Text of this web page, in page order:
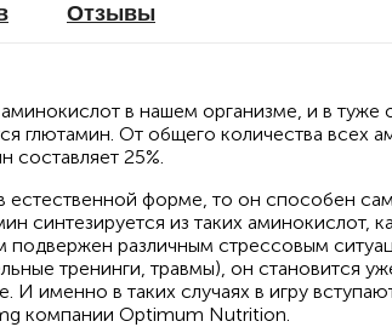
Отзывы
в нашем организме, и в туже
глютамин. От общего количества всех
составляет 25%.
естественной форме, то он способен
синтезируется из таких аминокислот,
подвержен различным стрессовым
тренинги, травмы), он становится
И именно в таких случаях в игру
компании Optimum Nutrition.